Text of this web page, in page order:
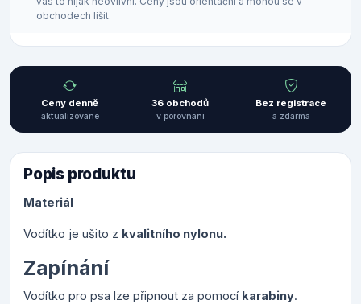
obchodech lišit.
Ceny denně
aktualizované
36 obchodů
v porovnání
Bez registrace
a zdarma
Popis produktu
Materiál
Vodítko je ušito z kvalitního nylonu.
Zapínání
Vodítko pro psa lze připnout za pomocí karabiny.